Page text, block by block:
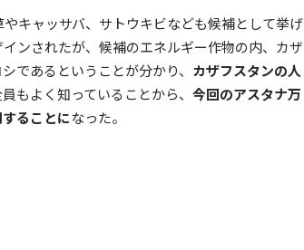
キャッサバ、サトウキビなども候補として挙げ
ンされたが、候補のエネルギー作物の内、カザ
であるということが分かり、 カザフスタンの人
もよく知っていることから、 今回のアスタナ万
ることになった。